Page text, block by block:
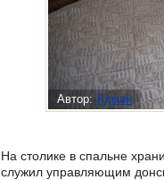
Автор: Админ
На столике в спальне
служил управляющим